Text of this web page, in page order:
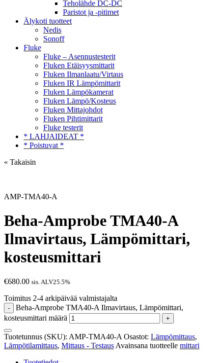
Teholähde DC-DC
Paristot ja -pitimet
Älykoti tuotteet
Nedis
Sonoff
Fluke
Fluke – Asennustesterit
Fluken Etäisyysmittarit
Fluken Ilmanlaatu/Virtaus
Fluken IR Lämpömittarit
Fluken Lämpökamerat
Fluken Lämpö/Kosteus
Fluken Mittajohdot
Fluken Pihtimittarit
Fluke testerit
* LAHJAIDEAT *
* Poistuvat *
« Takaisin
AMP-TMA40-A
Beha-Amprobe TMA40-A
Ilmavirtaus, Lämpömittari,
kosteusmittari
€680.00 sis. ALV25.5%
Toimitus 2-4 arkipäivää valmistajalta
-
Beha-Amprobe TMA40-A Ilmavirtaus, Lämpömittari,
kosteusmittari määrä
+
Tuotetunnus (SKU): AMP-TMA40-A Osastot: Lämpömittaus,
Lämpötilamittaus, Mittaus - Testaus Avainsana tuotteelle mittari